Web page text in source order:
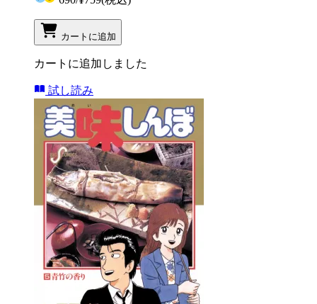
カートに追加
カートに追加しました
試し読み